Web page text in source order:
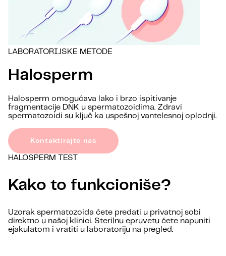
LABORATORIJSKE METODE
Halosperm
Halosperm omogućava lako i brzo ispitivanje
fragmentacije DNK u spermatozoidima. Zdravi
spermatozoidi su ključ ka uspešnoj vantelesnoj oplodnji.
Kontaktirajte nas
HALOSPERM TEST
Kako to funkcioniše?
Uzorak spermatozoida ćete predati u privatnoj sobi
direktno u našoj klinici. Sterilnu epruvetu ćete napuniti
ejakulatom i vratiti u laboratoriju na pregled.